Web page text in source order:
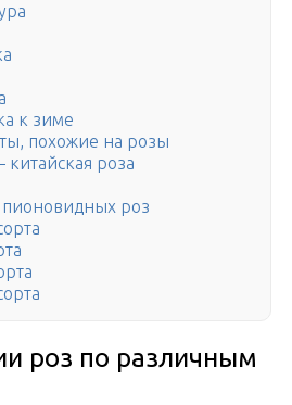
к зиме
похожие на розы
китайская роза
роз
роз по различным